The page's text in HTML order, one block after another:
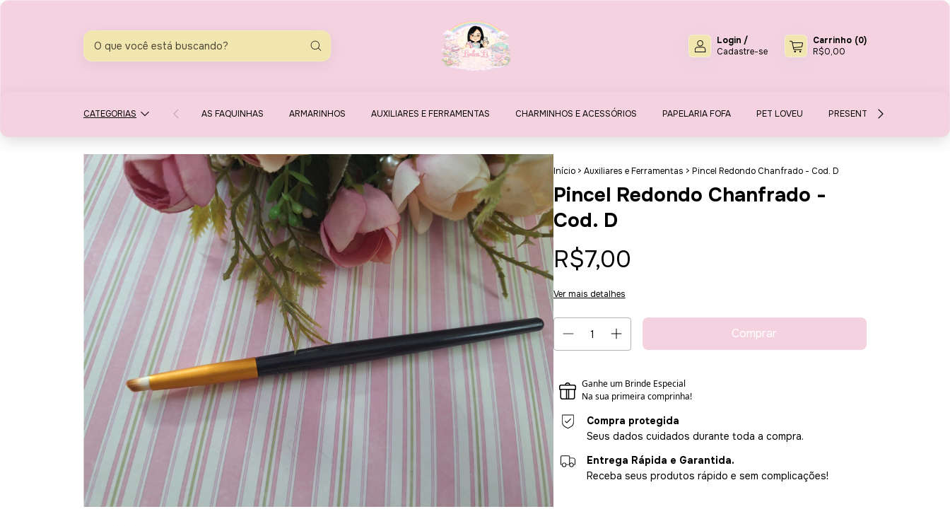
Login /
Cadastre-se
Carrinho (0)
R$0,00
CATEGORIAS AS FAQUINHAS ARMARINHOS AUXILIARES E FERRAMENTAS CHARMINHOS E ACESSÓRIOS PAPELARIA FOFA PET LOVEU PRESENTES E MIMOS
Início > Auxiliares e Ferramentas > Pincel Redondo Chanfrado - Cod. D
Pincel Redondo Chanfrado -
Cod. D
R$7,00
Ver mais detalhes
Compra protegida
Seus dados cuidados durante toda a compra.
Entrega Rápida e Garantida.
Receba seus produtos rápido e sem complicações!